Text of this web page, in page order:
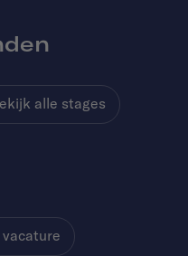
alle stages